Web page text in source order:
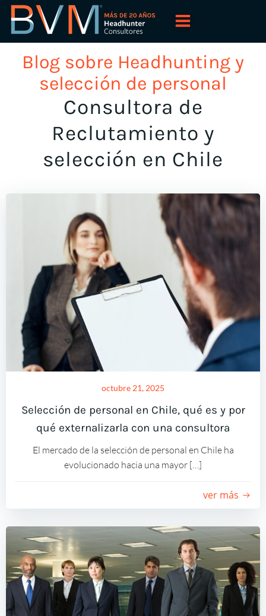
al
contenido
Blog sobre Headhunting y
selección de personal
Consultora de
Reclutamiento y
selección en Chile
octubre 21, 2025
Selección de personal en Chile, qué es y por
qué externalizarla con una consultora
El mercado de la selección de personal en Chile ha
evolucionado hacia una mayor […]
ver más